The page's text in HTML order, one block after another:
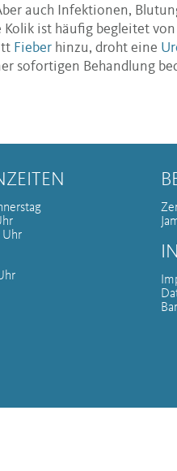
auch Infektionen,
Kolik ist häufig begleitet
Fieberhinzu, droht eine
sofortigen Behandlung
Uhr